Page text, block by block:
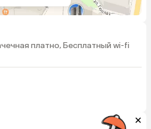
платно, Бесплатный wi-fi